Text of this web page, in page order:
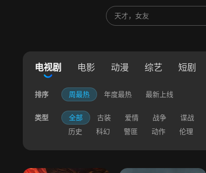
电视剧 电影 动漫 综艺 短剧
排序 周最热 年度最热 最新上线
类型 全部 古装 爱情 战争 谍战
历史
科幻 警匪 动作 伦理